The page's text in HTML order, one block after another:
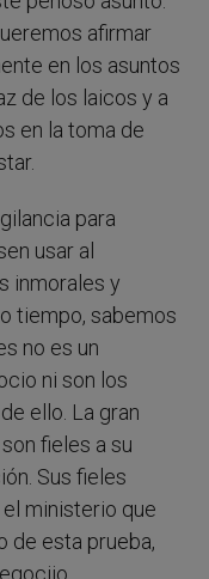
afirmar
en los asuntos
de los laicos y a
en la toma de
para
usar al
inmorales y
tiempo, sabemos
no es un
ni son los
ello. La gran
fieles a su
Sus fieles
ministerio que
de esta prueba,